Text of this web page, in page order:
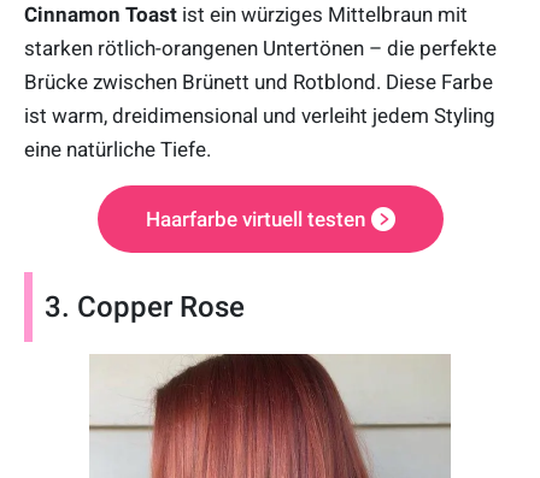
Cinnamon Toast ist ein würziges Mittelbraun mit
starken rötlich-orangenen Untertönen – die perfekte
Brücke zwischen Brünett und Rotblond. Diese Farbe
ist warm, dreidimensional und verleiht jedem Styling
eine natürliche Tiefe.
Haarfarbe virtuell testen
3. Copper Rose